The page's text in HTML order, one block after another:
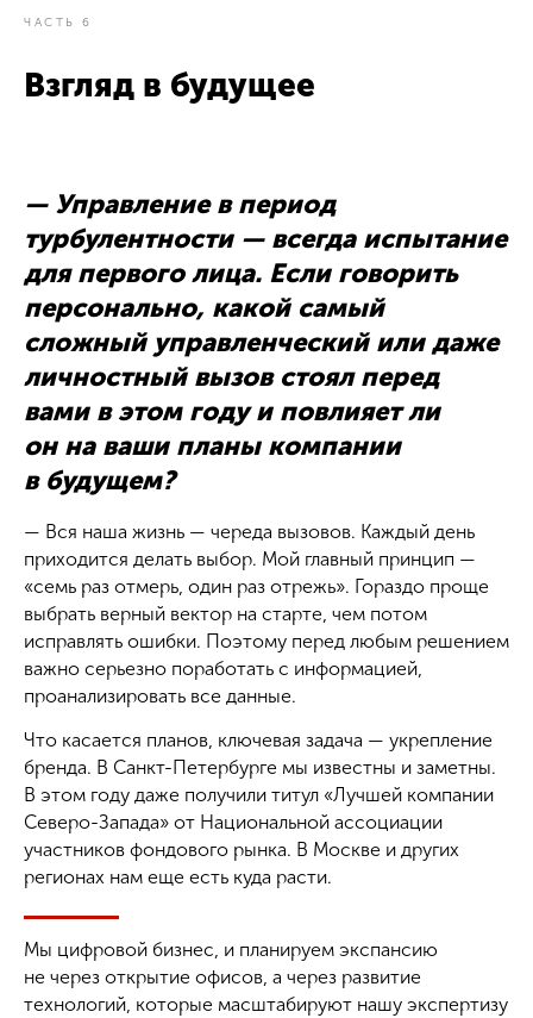
ЧАСТЬ 6
Взгляд в будущее
— Управление в период
турбулентности — всегда испытание
для первого лица. Если говорить
персонально, какой самый
сложный управленческий или даже
личностный вызов стоял перед
вами в этом году и повлияет ли
он на ваши планы компании
в будущем?
— Вся наша жизнь — череда вызовов. Каждый день
приходится делать выбор. Мой главный принцип —
«семь раз отмерь, один раз отрежь». Гораздо проще
выбрать верный вектор на старте, чем потом
исправлять ошибки. Поэтому перед любым решением
важно серьезно поработать с информацией,
проанализировать все данные.
Что касается планов, ключевая задача — укрепление
бренда. В Санкт-Петербурге мы известны и заметны.
В этом году даже получили титул «Лучшей компании
Северо-Запада» от Национальной ассоциации
участников фондового рынка. В Москве и других
регионах нам еще есть куда расти.
Мы цифровой бизнес, и планируем экспансию
не через открытие офисов, а через развитие
технологий, которые масштабируют нашу экспертизу